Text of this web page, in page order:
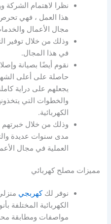
نظرا لاهتمام الشركة
هذا العمل ، فهي
مجال الأعمال
وذلك من خلال توفير
في هذا المجال.
نقوم أيضًا بصيانة
حاصلة على أعلى
يجعلهم على دراية
والخطوات التي
الكهربائية.
وذلك من خلال
مدى سنوات عديدة
العملية في مجال
مميزات مصلح كهربائي
نوفر لككهربجي
الكهربائية المختلفة
مواصفات ومطابقة